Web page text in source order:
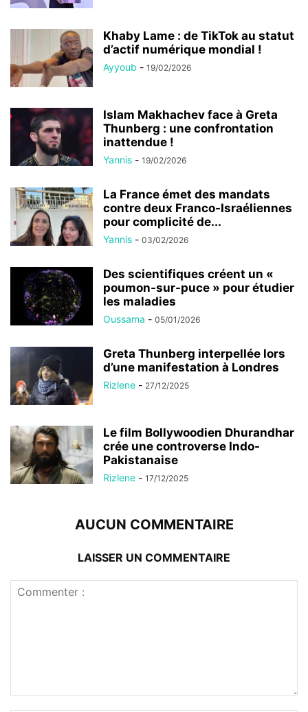
Khaby Lame : de TikTok au statut
d’actif numérique mondial !
Ayyoub - 19/02/2026
Islam Makhachev face à Greta
Thunberg : une confrontation
inattendue !
Yannis - 19/02/2026
La France émet des mandats
contre deux Franco-Israéliennes
pour complicité de...
Yannis - 03/02/2026
Des scientifiques créent un «
poumon-sur-puce » pour étudier
les maladies
Oussama - 05/01/2026
Greta Thunberg interpellée lors
d’une manifestation à Londres
Rizlene - 27/12/2025
Le film Bollywoodien Dhurandhar
crée une controverse Indo-
Pakistanaise
Rizlene - 17/12/2025
AUCUN COMMENTAIRE
LAISSER UN COMMENTAIRE